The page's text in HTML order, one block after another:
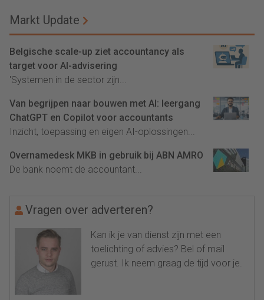
Markt Update
Belgische scale-up ziet accountancy als
target voor AI-advisering
'Systemen in de sector zijn...
Van begrijpen naar bouwen met AI: leergang
ChatGPT en Copilot voor accountants
Inzicht, toepassing en eigen AI-oplossingen...
Overnamedesk MKB in gebruik bij ABN AMRO
De bank noemt de accountant...
Vragen over adverteren?
Kan ik je van dienst zijn met een
toelichting of advies? Bel of mail
gerust. Ik neem graag de tijd voor je.